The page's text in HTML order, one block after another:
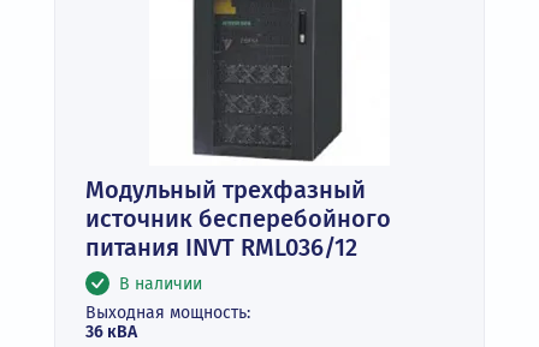
Модульный трехфазный
источник бесперебойного
питания INVT RML036/12
В наличии
Выходная мощность:
36 кВА